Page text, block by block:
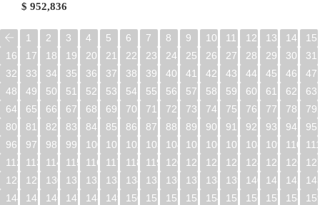
$ 952,836
1 2 3 4 5 6 7 8 9 10 11 12 13 14
15
16
17 18 19 20 21 22 23 24 25 26 27 28 29 30
31
32
33 34 35 36 37 38 39 40 41 42 43 44 45 46
47
48
49 50 51 52 53 54 55 56 57 58 59 60 61 62
63
64
65 66 67 68 69 70 71 72 73 74 75 76 77 78
79
80
81 82 83 84 85 86 87 88 89 90 91 92 93 94
95
96
97 98 99 100 101 102 103 104 105 106 107 108 109 110
112
113 114 115 116 117 118 119 120 121 122 123 124 125 126
128
129 130 131 132 133 134 135 136 137 138 139 140 141 142
144
145 146 147 148 149 150 151 152 153 154 155 156 157 158